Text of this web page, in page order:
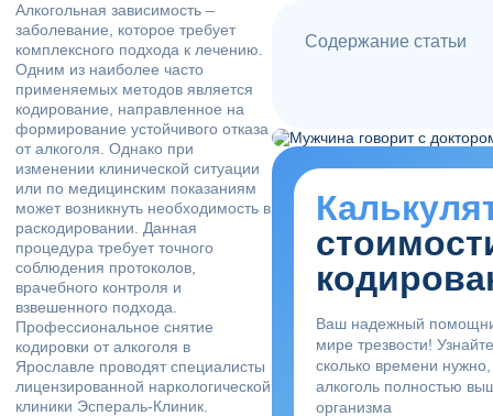
Платонова Вера Фёдоровна, Фельдшер
Алкогольная зависимость –
заболевание, которое требует
комплексного подхода к лечению.
Одним из наиболее часто
применяемых методов является
кодирование, направленное на
формирование устойчивого отказа
от алкоголя. Однако при
изменении клинической ситуации
или по медицинским показаниям
может возникнуть необходимость в
раскодировании. Данная
процедура требует точного
соблюдения протоколов,
врачебного контроля и
взвешенного подхода.
Профессиональное снятие
кодировки от алкоголя в
Ярославле проводят специалисты
лицензированной наркологической
клиники Эспераль-Клиник.
Содержание статьи
Ваш надежный
мире трезвости!
сколько времени
алкоголь полностью
организма